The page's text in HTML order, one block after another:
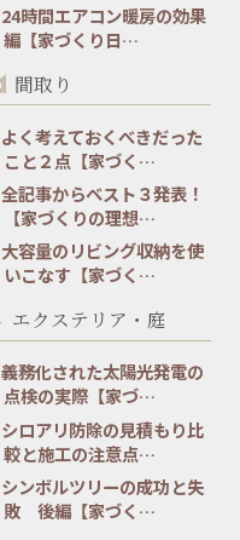
24時間エアコン暖房の効果
編【家づくり日…
間取り
よく考えておくべきだった
こと２点【家づく…
全記事からベスト３発表！
【家づくりの理想…
大容量のリビング収納を使
いこなす【家づく…
エクステリア・庭
義務化された太陽光発電の
点検の実際【家づ…
シロアリ防除の見積もり比
較と施工の注意点…
シンボルツリーの成功と失
敗 後編【家づく…